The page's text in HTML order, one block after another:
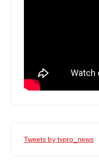
Tweets by tvpro_news